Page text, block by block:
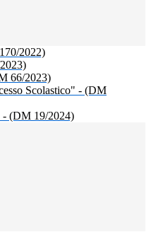
2022)
66/2023)
Scolastico" - (DM
- (DM 19/2024)